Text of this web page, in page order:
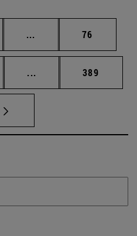
... Páginas intermedias
Página
76
... Páginas intermedias
Página
389